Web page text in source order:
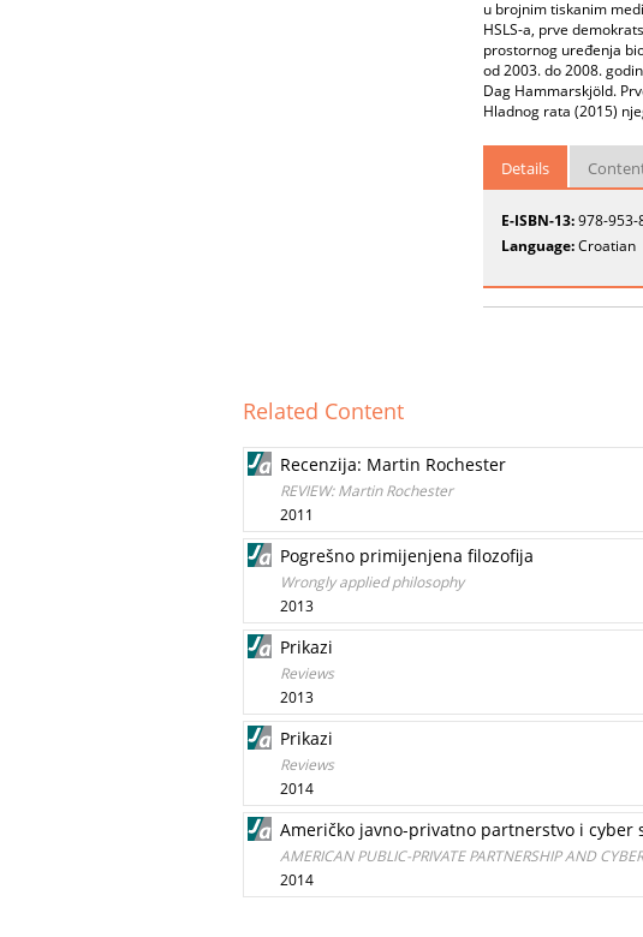
u brojnim tiskanim
HSLS-a, prve
prostornog uređenja
od 2003. do 2008.
Dag Hammarskjöld.
Hladnog rata (2015)
Details
E-ISBN-13:978-953-
Language:Croatian
Related Content
Recenzija: Martin Rochester
REVIEW: Martin Rochester
2011
Pogrešno primijenjena filozofija
Wrongly applied philosophy
2013
Prikazi
Reviews
2013
Prikazi
Reviews
2014
Američko javno-privatno partnerstvo i cyber
AMERICAN PUBLIC-PRIVATE PARTNERSHIP AND
2014